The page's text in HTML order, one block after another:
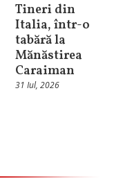
Tineri din
Italia, într-o
tabără la
Mănăstirea
Caraiman
31 Iul, 2026